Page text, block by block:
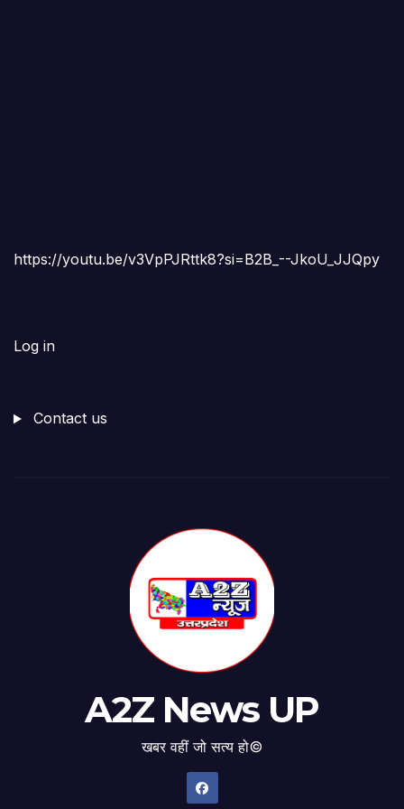
https://youtu.be/v3VpPJRttk8?si=B2B_--JkoU_JJQpy
Log in
Contact us
A2Z News UP
खबर वहीं जो सत्य हो©